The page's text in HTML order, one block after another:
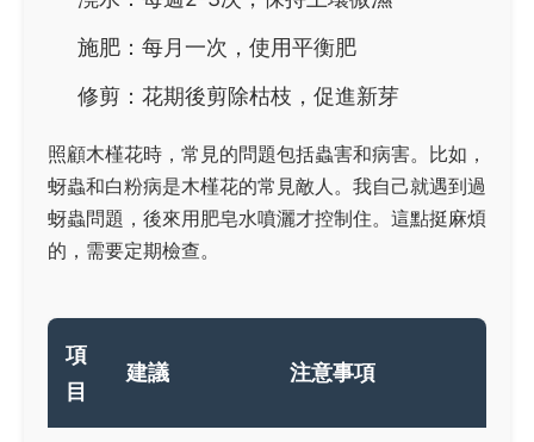
施肥：每月一次，使用平衡肥
修剪：花期後剪除枯枝，促進新芽
照顧木槿花時，常見的問題包括蟲害和病害。比如，
蚜蟲和白粉病是木槿花的常見敵人。我自己就遇到過
蚜蟲問題，後來用肥皂水噴灑才控制住。這點挺麻煩
的，需要定期檢查。
項
目
建議 注意事項